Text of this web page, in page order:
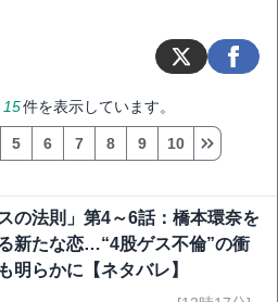
15件を表示しています。
5 6 7 8 9 10
の法則」第4～6話：橋本環奈を
新たな恋…“4股ゲス不倫”の衝
明らかに【ネタバレ】